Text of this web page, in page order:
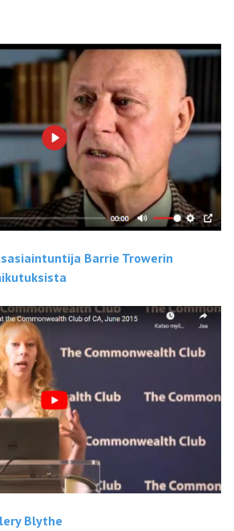
Barrie Trowerin
Blythe